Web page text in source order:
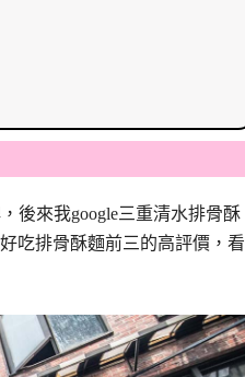
後來我google三重清水排骨酥
吃排骨酥麵前三的高評價，看